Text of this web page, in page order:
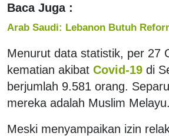
Baca Juga :
Arab Saudi: Lebanon Butuh
Menurut data statistik, per 27
kematian akibat Covid-19 di
berjumlah 9.581 orang.
mereka adalah Muslim Melayu.
Meski menyampaikan izin